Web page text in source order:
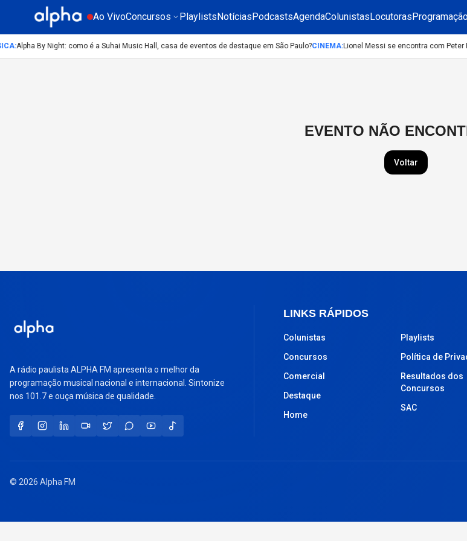
Ao VivoConcursos PlaylistsNotíciasPodcastsAgendaColunistasLocutoras
:Alpha By Night: como é a Suhai Music Hall, casa de eventos de destaque em São Paulo?CINEMA:Lionel Messi se encontra com Peter
EVENTO NÃO
Voltar
A rádio paulista ALPHA FM apresenta o melhor da
programação musical nacional e internacional. Sintonize
nos 101.7 e ouça música de qualidade.
LINKS RÁPIDOS
Colunistas
Concursos
Comercial
Destaque
Home
Playlists
Política de
Resultados dos
Concursos
SAC
© 2026 Alpha FM